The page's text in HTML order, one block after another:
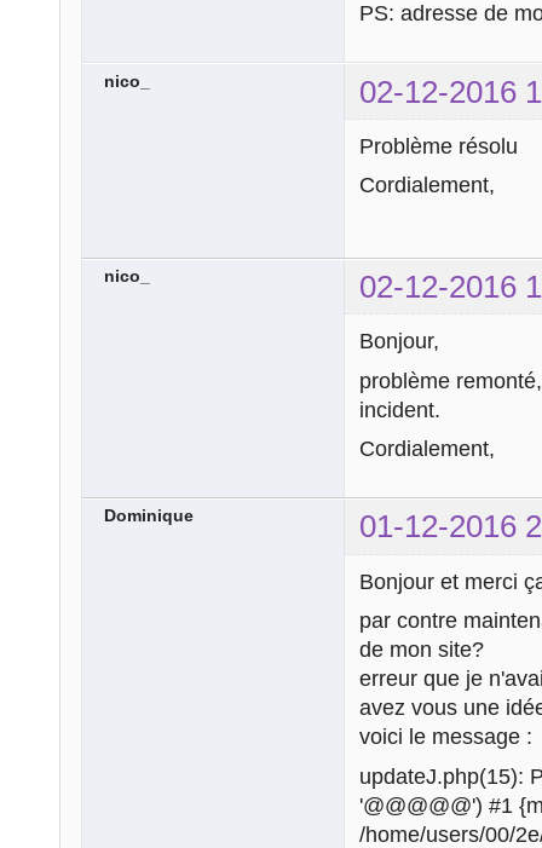
PS: adresse de
nico_ 02-12-2016
Problème résolu
Cordialement,
nico_ 02-12-2016
Bonjour,
problème
incident.
Cordialement,
Dominique 01-12-2016
Bonjour et merci
par contre
de mon site?
erreur que je
avez vous une
voici le message :
updateJ.php(15):
'@@@@@') #1
/home/users/00/